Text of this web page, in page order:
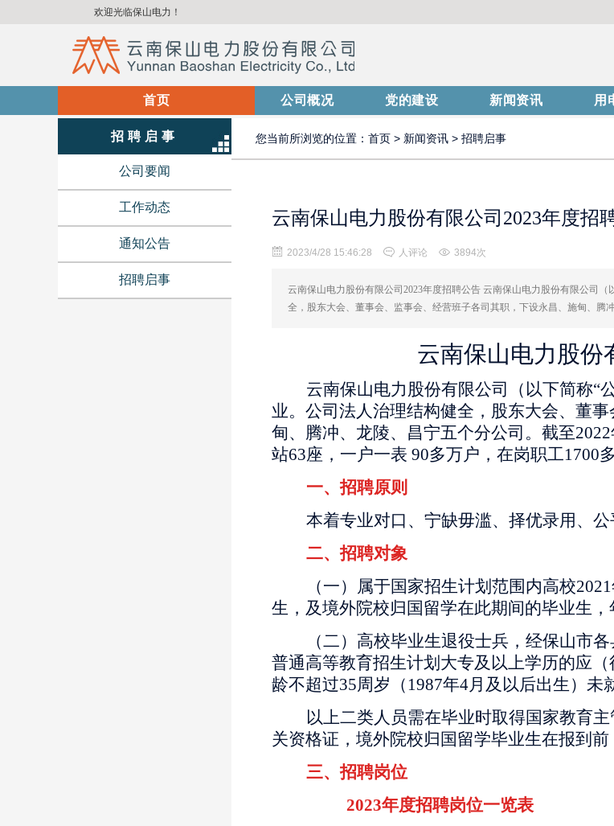
欢迎光临保山电力！
首页 公司概况 党的建设 新闻资讯 用
招聘启事
公司要闻
工作动态
通知公告
招聘启事
您当前所浏览的位置： 首页 > 新闻资讯 > 招聘启事
云南保山电力股份有限公司2023年度招
2023/4/28 15:46:28 人评论 3894次
云南保山电力股份有限公司2023年度招聘公告 云南保山电力股份有限公司
全，股东大会、董事会、监事会、经营班子各司其职，下设永昌、施甸、腾
云南保山电力股份
云南保山电力股份有限公司（以下简称“
业。公司法人治理结构健全，股东大会、董
甸、腾冲、龙陵、昌宁五个分公司。截至
站63座，一户一表 90多万户，在岗职工1700多
一、招聘原则
本着专业对口、宁缺毋滥、择优录用、公
二、招聘对象
（一）属于国家招生计划范围内高校
生，及境外院校归国留学在此期间的毕业生
（二）高校毕业生退役士兵，经保山市
普通高等教育招生计划大专及以上学历的应
龄不超过35周岁（1987年4月及以后出生）未
以上二类人员需在毕业时取得国家教育
关资格证，境外院校归国留学毕业生在报到
三、招聘岗位
2023年度招聘岗位一览表